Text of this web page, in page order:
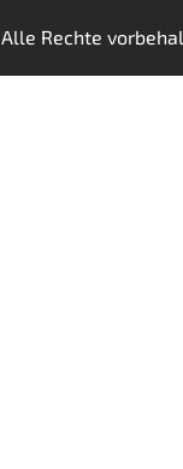
Rechte